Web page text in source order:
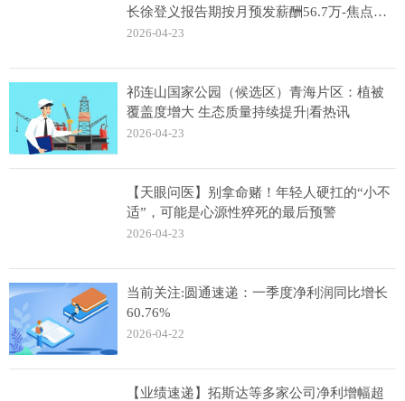
长徐登义报告期按月预发薪酬56.7万-焦点热
讯
2026-04-23
祁连山国家公园（候选区）青海片区：植被
覆盖度增大 生态质量持续提升|看热讯
2026-04-23
【天眼问医】别拿命赌！年轻人硬扛的“小不
适”，可能是心源性猝死的最后预警
2026-04-23
当前关注:圆通速递：一季度净利润同比增长
60.76%
2026-04-22
【业绩速递】拓斯达等多家公司净利增幅超